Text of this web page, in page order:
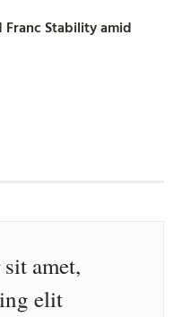
Franc Stability amid
amet,
elit